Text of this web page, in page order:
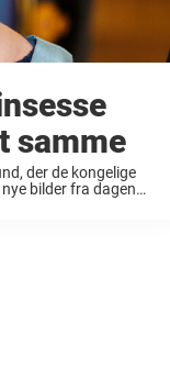
samme
der de kongelige
bilder fra dagen